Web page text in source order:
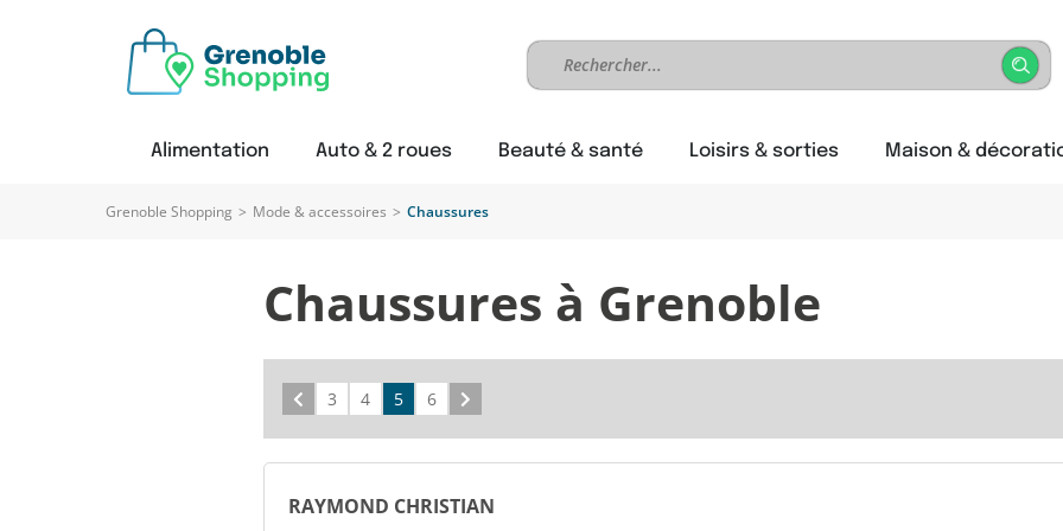
Alimentation Auto & 2 roues Beauté & santé Loisirs & sorties Maison &
Grenoble Shopping > Mode & accessoires > Chaussures
Chaussures à Grenoble
Précédent
3 4 5 6
RAYMOND CHRISTIAN